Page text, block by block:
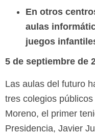
En otros
aulas
juegos
5 de septiembre de
Las aulas del futuro
tres colegios
Moreno, el primer
Presidencia, Javier